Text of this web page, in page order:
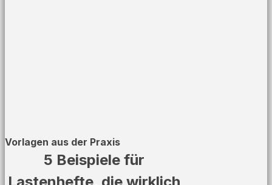
Vorlagen aus der Praxis
5 Beispiele für